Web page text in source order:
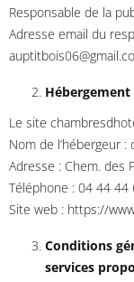
Responsable de la
Adresse email du
Le site
Nom de l’hébergeur :
Adresse : Chem. des
Téléphone : 04 44 44
Site web : https://
Conditions
services